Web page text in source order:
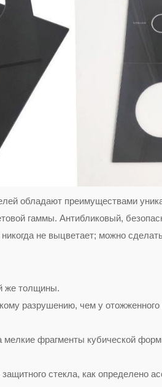
обладают преимуществами
гаммы. Антибликовый,
не выцветает; можно
же толщины.
разрушению, чем у отожженного
мелкие фрагменты кубической
стекла, как определено